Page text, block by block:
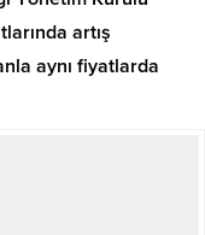
artış
aynı fiyatlarda